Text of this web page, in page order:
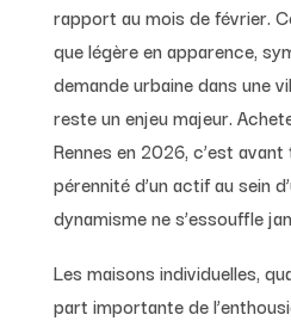
rapport au mois de février.
que légère en apparence,
demande urbaine dans une
reste un enjeu majeur.
Rennes en 2026, c’est
pérennité d’un actif au sein
dynamisme ne s’essouffle
Les maisons individuelles,
part importante de